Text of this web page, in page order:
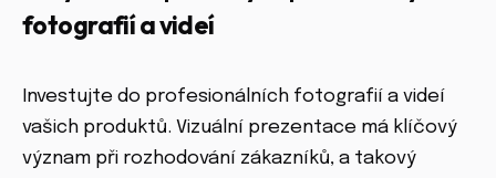
fotografií a videí
Investujte do profesionálních fotografií a videí
vašich produktů. Vizuální prezentace má klíčový
význam při rozhodování zákazníků, a takový